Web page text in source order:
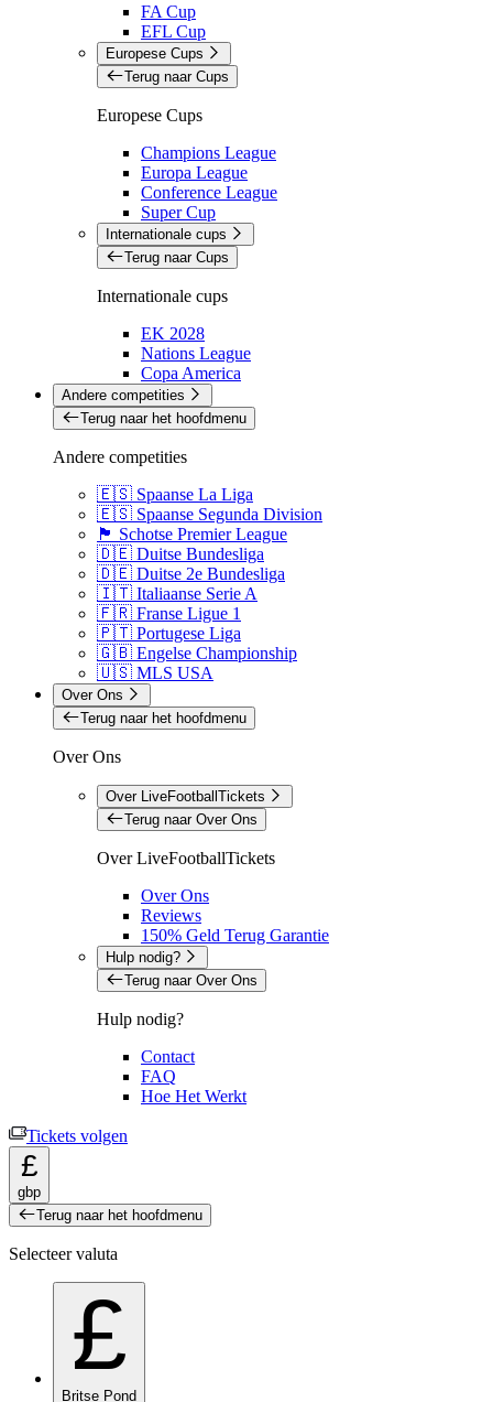
FA Cup
EFL Cup
Europese Cups
Terug naar Cups
Europese Cups
Champions League
Europa League
Conference League
Super Cup
Internationale cups
Terug naar Cups
Internationale cups
EK 2028
Nations League
Copa America
Andere competities
Terug naar het hoofdmenu
Andere competities
🇪🇸 Spaanse La Liga
🇪🇸 Spaanse Segunda Division
🏴󠁧󠁢󠁳󠁣󠁴󠁿 Schotse Premier League
🇩🇪 Duitse Bundesliga
🇩🇪 Duitse 2e Bundesliga
🇮🇹 Italiaanse Serie A
🇫🇷 Franse Ligue 1
🇵🇹 Portugese Liga
🇬🇧 Engelse Championship
🇺🇸 MLS USA
Over Ons
Terug naar het hoofdmenu
Over Ons
Over LiveFootballTickets
Terug naar Over Ons
Over LiveFootballTickets
Over Ons
Reviews
150% Geld Terug Garantie
Hulp nodig?
Terug naar Over Ons
Hulp nodig?
Contact
FAQ
Hoe Het Werkt
Tickets volgen
£
gbp
Terug naar het hoofdmenu
Selecteer valuta
£
Britse Pond